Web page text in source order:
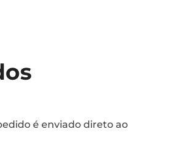
é enviado direto ao